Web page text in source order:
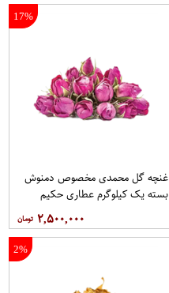
17%
غنچه گل محمدی مخصوص دمنوش
بسته یک کیلوگرم عطاری حکیم
۲,۵۰۰,۰۰۰
2%